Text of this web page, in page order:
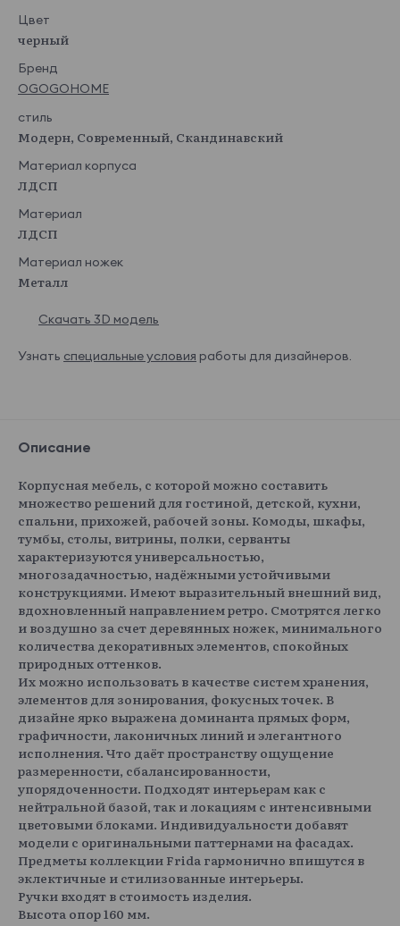
Цвет
черный
Бренд
OGOGOHOME
стиль
Модерн, Современный, Скандинавский
Материал корпуса
ЛДСП
Материал
ЛДСП
Материал ножек
Металл
Скачать 3D модель
Узнать специальные условия работы для дизайнеров.
Описание
Корпусная мебель, с которой можно составить
множество решений для гостиной, детской, кухни,
спальни, прихожей, рабочей зоны. Комоды, шкафы,
тумбы, столы, витрины, полки, серванты
характеризуются универсальностью,
многозадачностью, надёжными устойчивыми
конструкциями. Имеют выразительный внешний вид,
вдохновленный направлением ретро. Смотрятся легко
и воздушно за счет деревянных ножек, минимального
количества декоративных элементов, спокойных
природных оттенков.
Их можно использовать в качестве систем хранения,
элементов для зонирования, фокусных точек. В
дизайне ярко выражена доминанта прямых форм,
графичности, лаконичных линий и элегантного
исполнения. Что даёт пространству ощущение
размеренности, сбалансированности,
упорядоченности. Подходят интерьерам как с
нейтральной базой, так и локациям с интенсивными
цветовыми блоками. Индивидуальности добавят
модели с оригинальными паттернами на фасадах.
Предметы коллекции Frida гармонично впишутся в
эклектичные и стилизованные интерьеры.
Ручки входят в стоимость изделия.
Высота опор 160 мм.